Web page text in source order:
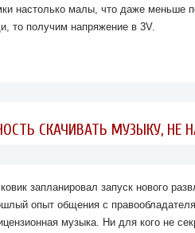
настолько малы, что даже меньше
то получим напряжение в 3V.
СКАЧИВАТЬ МУЗЫКУ, НЕ
запланировал запуск нового
опыт общения с
музыка. Ни для кого не